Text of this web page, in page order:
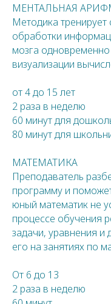
МЕНТАЛЬНАЯ
Методика тренирует
обработки
мозга
визуализации
от 4 до 15 лет
2 раза в неделю
60 минут для
80 минут для
МАТЕМАТИКА
Преподаватель
программу и
юный математик не
процессе обучения
задачи, уравнения
его на занятиях по
От 6 до 13
2 раза в неделю